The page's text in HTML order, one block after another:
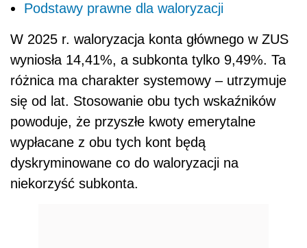
Podstawy prawne dla waloryzacji
W 2025 r. waloryzacja konta głównego w ZUS
wyniosła 14,41%, a subkonta tylko 9,49%. Ta
różnica ma charakter systemowy – utrzymuje
się od lat. Stosowanie obu tych wskaźników
powoduje, że przyszłe kwoty emerytalne
wypłacane z obu tych kont będą
dyskryminowane co do waloryzacji na
niekorzyść subkonta.